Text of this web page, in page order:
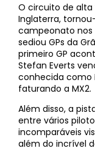
O circuito de alta
Inglaterra,
campeonato nos
sediou GPs da
primeiro GP
Stefan Everts
conhecida como
faturando a MX2.
Além disso, a
entre vários
incomparáveis
além do incrível